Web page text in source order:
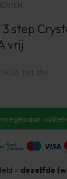
step
vrij
Incl. btw
aan
= dezelfde